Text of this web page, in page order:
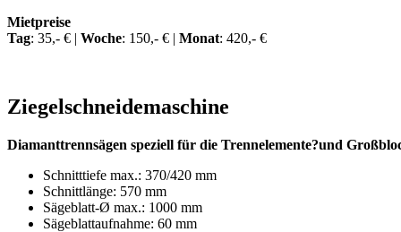
Mietpreise
Tag: 35,- € | Woche: 150,- € | Monat: 420,- €
Ziegelschneidemaschine
Diamanttrennsägen speziell für die Trennelemente?und
Schnitttiefe max.: 370/420 mm
Schnittlänge: 570 mm
Sägeblatt-Ø max.: 1000 mm
Sägeblattaufnahme: 60 mm